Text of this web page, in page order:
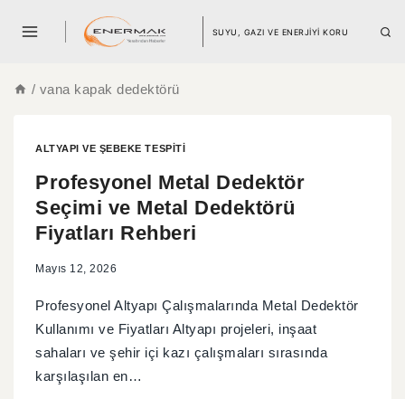
SUYU, GAZI VE ENERJİYİ KORU
/ vana kapak dedektörü
ALTYAPI VE ŞEBEKE TESPITI
Profesyonel Metal Dedektör
Seçimi ve Metal Dedektörü
Fiyatları Rehberi
Mayıs 12, 2026
Profesyonel Altyapı Çalışmalarında Metal Dedektör
Kullanımı ve Fiyatları Altyapı projeleri, inşaat
sahaları ve şehir içi kazı çalışmaları sırasında
karşılaşılan en…